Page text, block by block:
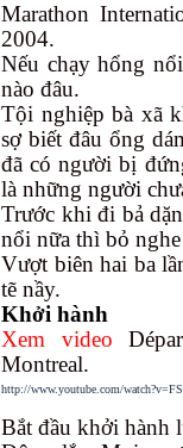
Marathon
2004.
Nếu chạy hổng
nào đâu.
Tội nghiệp bà xã
sợ biết đâu ổng
đã có người bị
là những người
Trước khi đi bả
nổi nữa thì bỏ
Vượt biên hai ba
tẽ nầy.
Khởi hành
Xem video
Montreal.
http://www.youtube.com/
Bắt đầu khởi hành